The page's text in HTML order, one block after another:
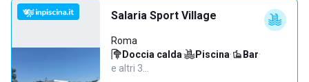
Salaria Sport Village
Roma
Doccia calda· Piscina· Bar·
e altri 3…